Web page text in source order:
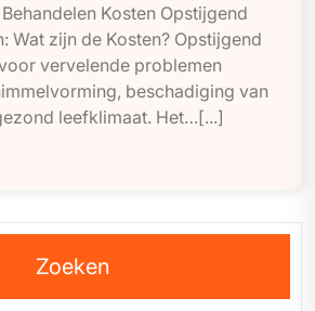
Kosten Opstijgend
Wat zijn de Kosten? Opstijgend
vervelende problemen
beschadiging van
leefklimaat. Het…[...]
Zoeken